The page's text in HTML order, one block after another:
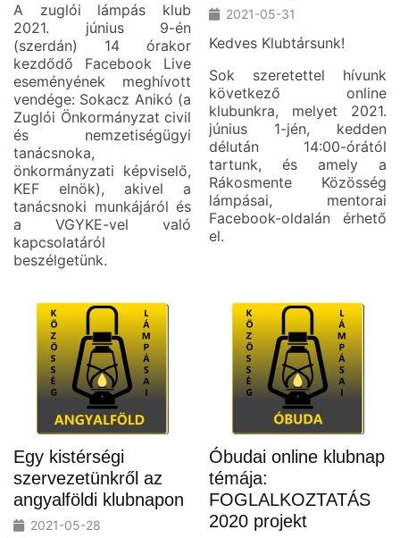
A zuglói lámpás klub
2021. június 9-én
(szerdán) 14 órakor
kezdődő Facebook Live
eseményének meghívott
vendége: Sokacz Anikó (a
Zuglói Önkormányzat civil
és nemzetiségügyi
tanácsnoka,
önkormányzati képviselő,
KEF elnök), akivel a
tanácsnoki munkájáról és
a VGYKE-vel való
kapcsolatáról
beszélgetünk.
2021-05-31
Kedves Klubtársunk!
Sok szeretettel hívunk
következő online
klubunkra, melyet 2021.
június 1-jén, kedden
délután 14:00-órától
tartunk, és amely a
Rákosmente Közösség
lámpásai, mentorai
Facebook-oldalán érhető
el.
Egy kistérségi
szervezetünkről az
angyalföldi klubnapon
2021-05-28
Óbudai online klubnap
témája:
FOGLALKOZTATÁS
2020 projekt